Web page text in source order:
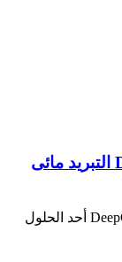
مراجعة DeepCool Gammaxx L240 V2 التبريد مائى
مراجعة التبريد المائى DeepCool Gammaxx L240 V2 أحد الحلول